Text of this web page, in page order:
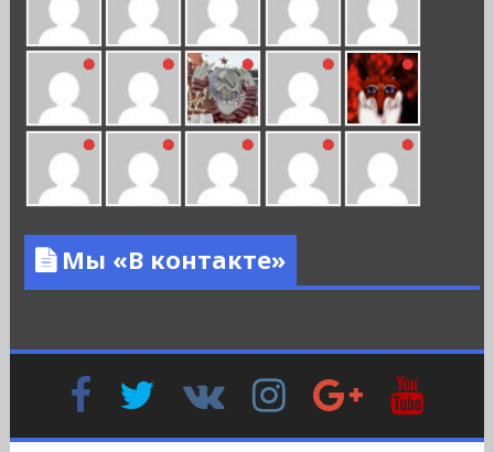
Мы «В контакте»
FacebookTwitter
Контакте
InstagramGoogle
Plus